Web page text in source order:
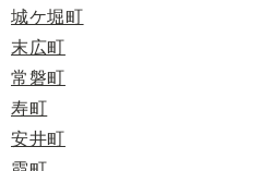
城ケ堀町
末広町
常磐町
寿町
安井町